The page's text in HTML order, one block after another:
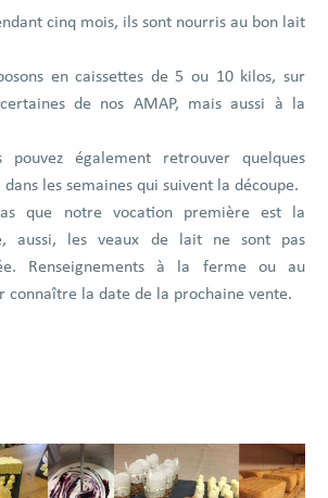
cinq mois, ils sont nourris au bon lait
en caissettes de 5 ou 10 kilos, sur
de nos AMAP, mais aussi à la
également retrouver quelques
les semaines qui suivent la découpe.
que notre vocation première est la
aussi, les veaux de lait ne sont pas
Renseignements à la ferme ou au
connaître la date de la prochaine vente.